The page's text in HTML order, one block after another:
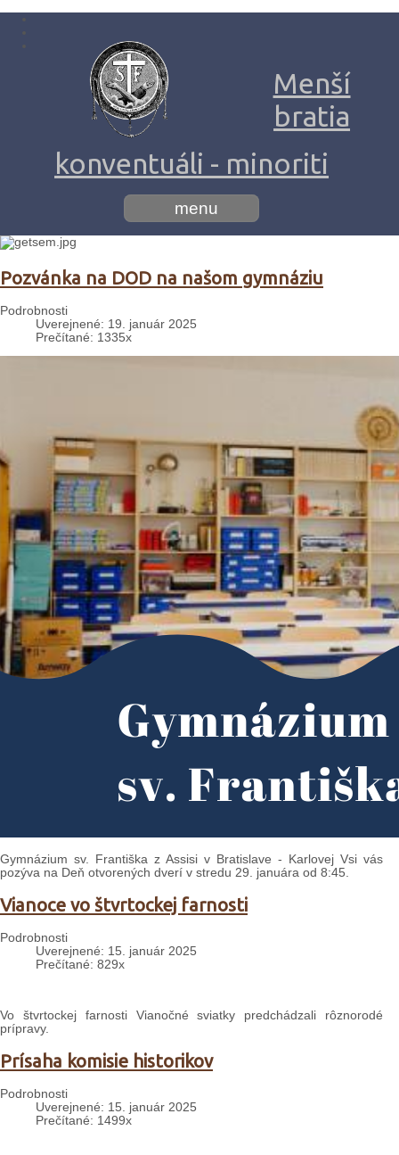
Menší
bratia
konventuáli - minoriti
menu
Pozvánka na DOD na našom gymnáziu
Podrobnosti
Uverejnené: 19. január 2025
Prečítané: 1335x
Gymnázium sv. Františka z Assisi v Bratislave - Karlovej Vsi vás
pozýva na Deň otvorených dverí v stredu 29. januára od 8:45.
Vianoce vo štvrtockej farnosti
Podrobnosti
Uverejnené: 15. január 2025
Prečítané: 829x
Vo štvrtockej farnosti Vianočné sviatky predchádzali rôznorodé
prípravy.
Prísaha komisie historikov
Podrobnosti
Uverejnené: 15. január 2025
Prečítané: 1499x